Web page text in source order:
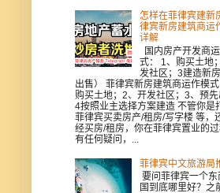
怎样在菲律宾建新
律宾新房建筑商运
详解
国内房产开发商
式： 1、购买土地
发社区；3建造新
出售） 菲律宾新房建筑商运作模式
购买土地；2、开发社区；3、预先
4按照业主选择方案建造 不管你是
菲律宾买卖房产/租房/写字楼 等，
经买房/租房，你在菲律宾置业的过
有任何疑问，...
菲律宾中文旅游局
要问菲律宾一个东
国到底哪里好？之